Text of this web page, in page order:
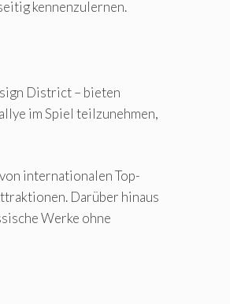
kennenzulernen.
District – bieten
im Spiel teilzunehmen,
internationalen Top-
Darüber hinaus
Werke ohne